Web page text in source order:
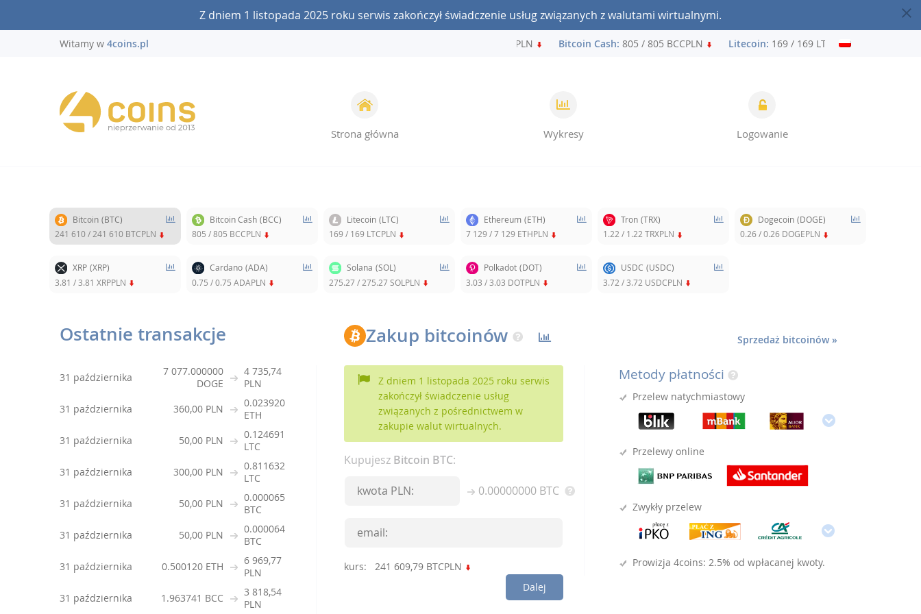
Z dniem 1 listopada 2025 roku serwis zakończył świadczenie usług związanych z walutami wirtualnymi.
Witamy w 4coins.pl 241 610 / 241 610 BTCPLN Bitcoin Cash:805 / 805 BCCPLN Litecoin:169 / 169 LTCPLN
Strona główna Wykresy Logowanie
Bitcoin (BTC)
241 610/241 610 BTCPLN
Bitcoin Cash (BCC)
805 /805 BCCPLN
Litecoin (LTC)
169 / 169 LTCPLN
Ethereum (ETH)
7 129 /7 129 ETHPLN
Tron (TRX)
1.22 / 1.22 TRXPLN
Dogecoin (DOGE)
0.26/0.26 DOGEPLN
XRP (XRP)
3.81 / 3.81 XRPPLN
Cardano (ADA)
0.75 /0.75 ADAPLN
Solana (SOL)
275.27/ 275.27SOLPLN
Polkadot (DOT)
3.03 / 3.03 DOTPLN
USDC (USDC)
3.72 / 3.72 USDCPLN
Sprzedaż bitcoinów »
Zakup bitcoinów
Z dniem 1 listopada 2025 roku serwis
zakończył świadczenie usług
związanych z pośrednictwem w
zakupie walut wirtualnych.
Kupujesz Bitcoin BTC:
0.00000000 BTC
kurs: 241 609,79 BTCPLN
Dalej
Metody płatności
Przelew natychmiastowy
Przelewy online
Zwykły przelew
Prowizja 4coins: 2.5% od wpłacanej kwoty.
Ostatnie transakcje
31 października
7 077.000000
DOGE
4 735,74
PLN
31 października
360,00 PLN
0.023920
ETH
31 października
50,00 PLN
0.124691
LTC
31 października
300,00 PLN
0.811632
LTC
31 października
50,00 PLN
0.000065
BTC
31 października
50,00 PLN
0.000064
BTC
31 października
0.500120 ETH
6 969,77
PLN
31 października
1.963741 BCC
3 818,54
PLN